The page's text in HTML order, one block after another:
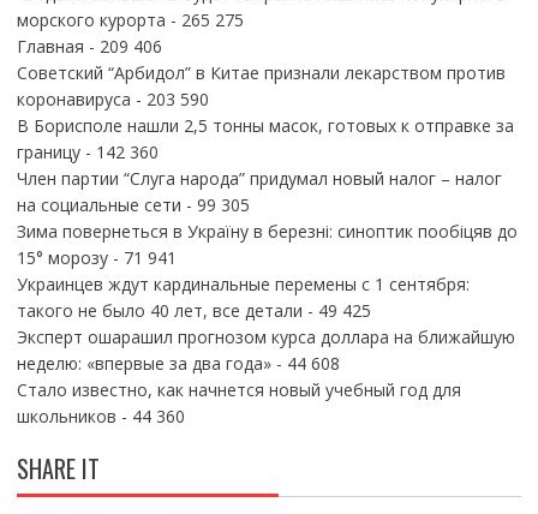
морского курорта - 265 275
Главная - 209 406
Советский “Арбидол” в Китае признали лекарством против
коронавируса - 203 590
В Борисполе нашли 2,5 тонны масок, готовых к отправке за
границу- 142 360
Член партии “Слуга народа” придумал новый налог – налог
на социальные сети - 99 305
Зима повернеться в Україну в березні: синоптик пообіцяв до
15° морозу- 71 941
Украинцев ждут кардинальные перемены с 1 сентября:
такого не было 40 лет, все детали - 49 425
Эксперт ошарашил прогнозом курса доллара на ближайшую
неделю: «впервые за два года»- 44 608
Стало известно, как начнется новый учебный год для
школьников - 44 360
SHARE IT